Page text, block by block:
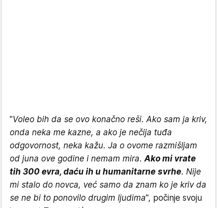
"Voleo bih da se ovo konačno reši. Ako sam ja kriv,
onda neka me kazne, a ako je nečija tuđa
odgovornost, neka kažu. Ja o ovome razmišljam
od juna ove godine i nemam mira.Ako mi vrate
tih 300 evra, daću ih u humanitarne svrhe. Nije
mi stalo do novca, već samo da znam ko je kriv da
se ne bi to ponovilo drugim ljudima", počinje svoju